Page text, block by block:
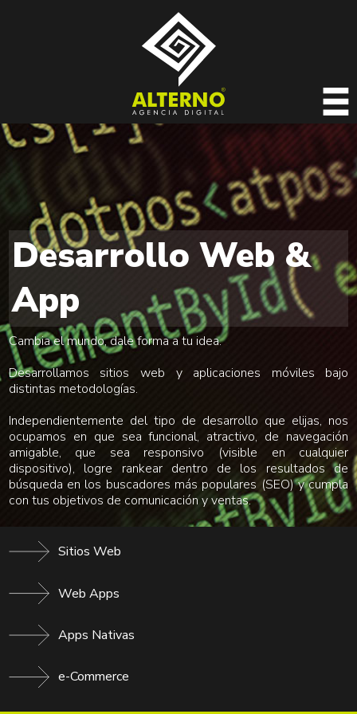
Desarrollo Web &
App
Cambia el mundo, dale forma a tu idea.
Desarrollamos sitios web y aplicaciones móviles bajo
distintas metodologías.
Independientemente del tipo de desarrollo que elijas, nos
ocupamos en que sea funcional, atractivo, de navegación
amigable, que sea responsivo (visible en cualquier
dispositivo), logre rankear dentro de los resultados de
búsqueda en los buscadores más populares (SEO) y cumpla
con tus objetivos de comunicación y ventas.
Sitios Web
Web Apps
Apps Nativas
e-Commerce